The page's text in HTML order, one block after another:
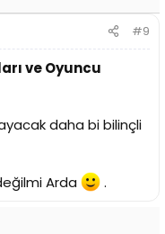
#9
ve Oyuncu
daha bi bilinçli
Arda .